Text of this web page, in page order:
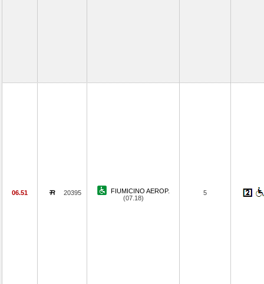
06.51 20395
FIUMICINO AEROP.
(07.18)
5